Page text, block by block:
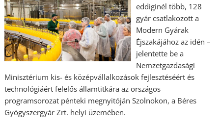
eddiginél több, 128
gyár csatlakozott a
Modern Gyárak
Éjszakájához az idén –
jelentette be a
Nemzetgazdasági
Minisztérium kis- és középvállalkozások fejlesztéséért és
technológiáért felelős államtitkára az országos
programsorozat pénteki megnyitóján Szolnokon, a Béres
Gyógyszergyár Zrt. helyi üzemében.